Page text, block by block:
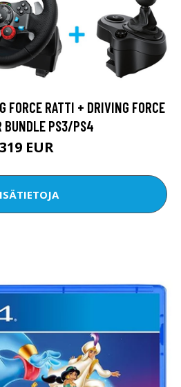
FORCE RATTI + DRIVING FORCE
BUNDLE PS3/PS4
319 EUR